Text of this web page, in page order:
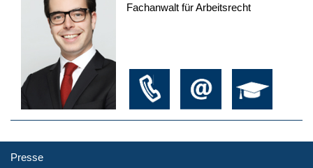
Fachanwalt für Arbeitsrecht
Presse